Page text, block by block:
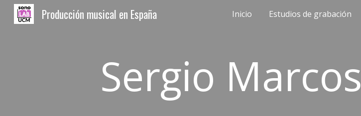
Skip to main content
Producción musical en España Inicio Estudios de grabación
Sergio Marcos